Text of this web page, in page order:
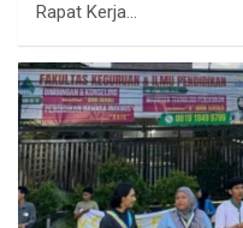
Rapat Kerja…